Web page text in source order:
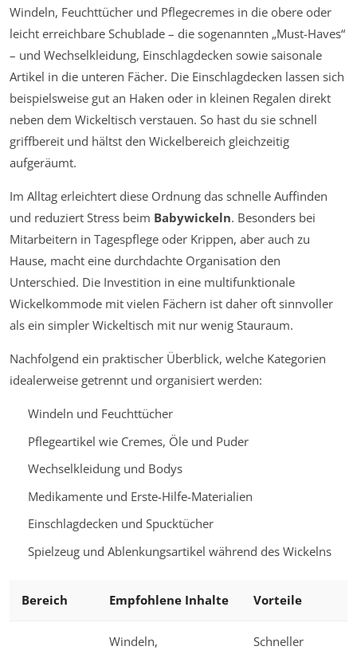
Windeln, Feuchttücher und Pflegecremes in die obere oder
leicht erreichbare Schublade – die sogenannten „Must-Haves“
– und Wechselkleidung, Einschlagdecken sowie saisonale
Artikel in die unteren Fächer. Die Einschlagdecken lassen sich
beispielsweise gut an Haken oder in kleinen Regalen direkt
neben dem Wickeltisch verstauen. So hast du sie schnell
griffbereit und hältst den Wickelbereich gleichzeitig
aufgeräumt.
Im Alltag erleichtert diese Ordnung das schnelle Auffinden
und reduziert Stress beim Babywickeln. Besonders bei
Mitarbeitern in Tagespflege oder Krippen, aber auch zu
Hause, macht eine durchdachte Organisation den
Unterschied. Die Investition in eine multifunktionale
Wickelkommode mit vielen Fächern ist daher oft sinnvoller
als ein simpler Wickeltisch mit nur wenig Stauraum.
Nachfolgend ein praktischer Überblick, welche Kategorien
idealerweise getrennt und organisiert werden:
Windeln und Feuchttücher
Pflegeartikel wie Cremes, Öle und Puder
Wechselkleidung und Bodys
Medikamente und Erste-Hilfe-Materialien
Einschlagdecken und Spucktücher
Spielzeug und Ablenkungsartikel während des Wickelns
Bereich Empfohlene Inhalte Vorteile
Windeln,
Schneller